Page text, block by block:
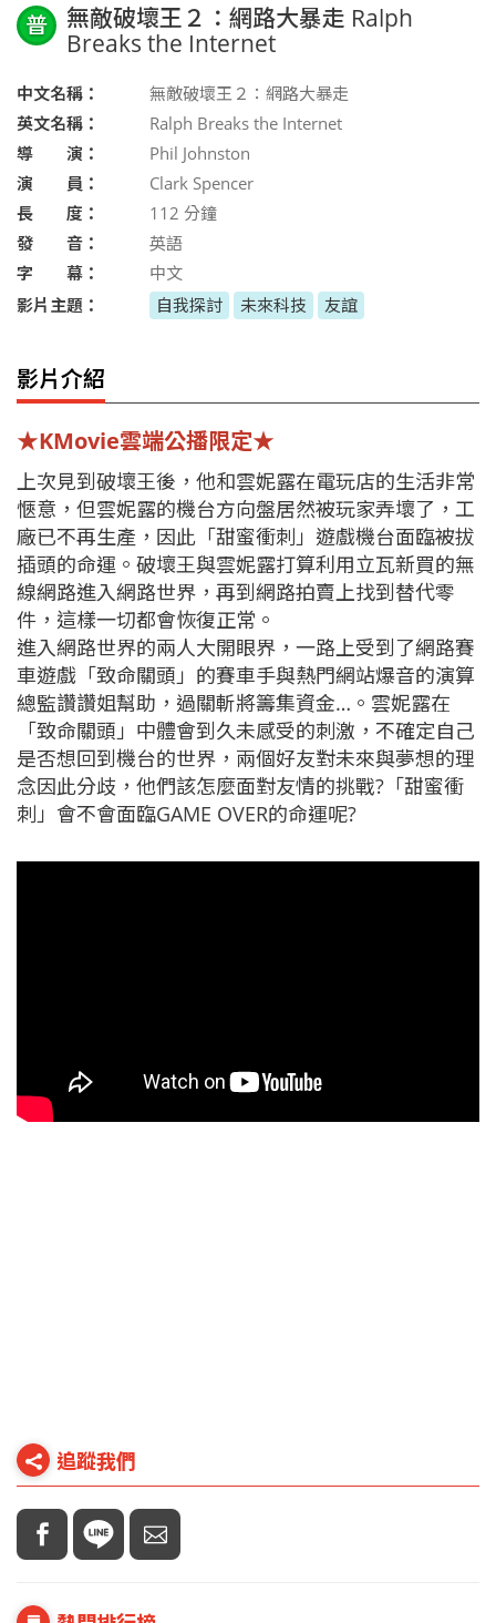
普
無敵破壞王２：網路大暴走 Ralph
Breaks the Internet
中文名稱：
無敵破壞王２：網路大暴走
英文名稱：
Ralph Breaks the Internet
導 演：
Phil Johnston
演 員：
Clark Spencer
長 度：
112 分鐘
發 音：
英語
字 幕：
中文
影片主題：
自我探討 未來科技 友誼
影片介紹
★KMovie雲端公播限定★
上次見到破壞王後，他和雲妮露在電玩店的生活非常
愜意，但雲妮露的機台方向盤居然被玩家弄壞了，工
廠已不再生產，因此「甜蜜衝刺」遊戲機台面臨被拔
插頭的命運。破壞王與雲妮露打算利用立瓦新買的無
線網路進入網路世界，再到網路拍賣上找到替代零
件，這樣一切都會恢復正常。
進入網路世界的兩人大開眼界，一路上受到了網路賽
車遊戲「致命關頭」的賽車手與熱門網站爆音的演算
總監讚讚姐幫助，過關斬將籌集資金…。雲妮露在
「致命關頭」中體會到久未感受的刺激，不確定自己
是否想回到機台的世界，兩個好友對未來與夢想的理
念因此分歧，他們該怎麼面對友情的挑戰?「甜蜜衝
刺」會不會面臨GAME OVER的命運呢?
追蹤我們